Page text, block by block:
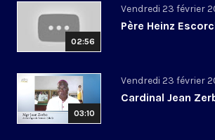
02:56
Vendredi 23 février
Père Heinz
03:10
Vendredi 23 février
Cardinal Jean